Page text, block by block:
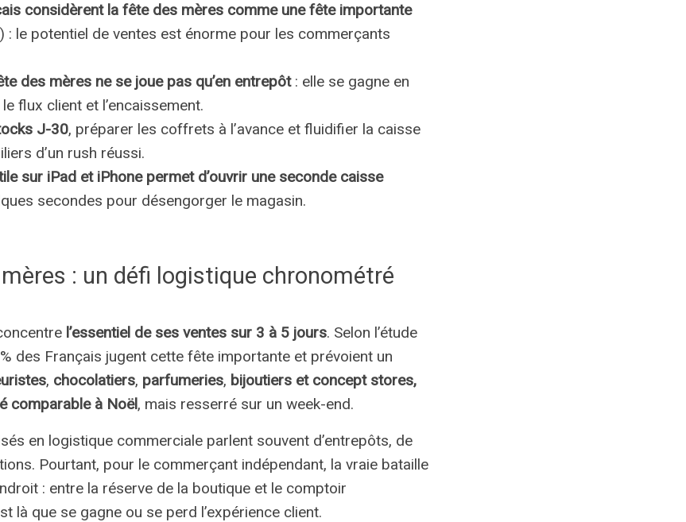
considèrent la fête des mères comme une fête importante
: le potentiel de ventes est énorme pour les commerçants
des mères ne se joue pas qu’en entrepôt: elle se gagne en
flux client et l’encaissement.
J-30, préparer les coffrets à l’avance et fluidifier la caisse
d’un rush réussi.
sur iPad et iPhone permet d’ouvrir une seconde caisse
secondes pour désengorger le magasin.
: un défi logistique chronométré
l’essentiel de ses ventes sur 3 à 5 jours. Selon l’étude
des Français jugent cette fête importante et prévoient un
, chocolatiers, parfumeries, bijoutiers et concept stores,
comparable à Noël, mais resserré sur un week-end.
en logistique commerciale parlent souvent d’entrepôts, de
Pourtant, pour le commerçant indépendant, la vraie bataille
: entre la réserve de la boutique et le comptoir
là que se gagne ou se perd l’expérience client.